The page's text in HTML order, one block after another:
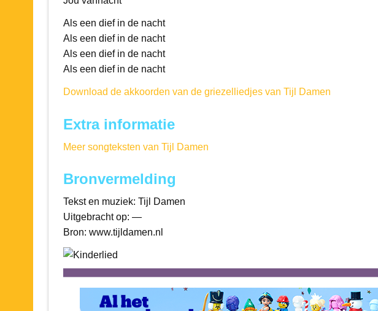
Als een dief in de nacht
Als een dief in de nacht
Als een dief in de nacht
Als een dief in de nacht
Download de akkoorden van de griezelliedjes van Tijl Damen
Extra informatie
Meer songteksten van Tijl Damen
Bronvermelding
Tekst en muziek: Tijl Damen
Uitgebracht op: —
Bron: www.tijldamen.nl